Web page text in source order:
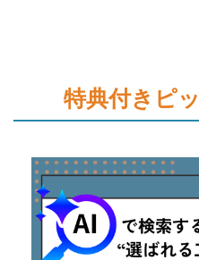
特典付きピ